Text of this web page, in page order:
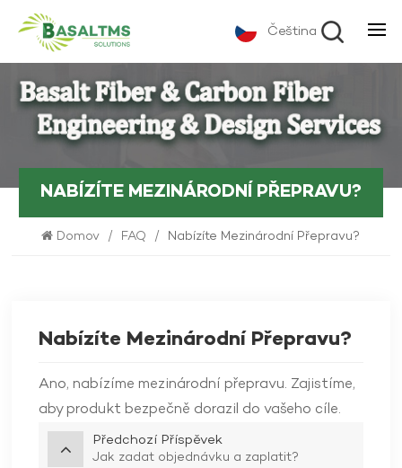
Čeština
NABÍZÍTE MEZINÁRODNÍ PŘEPRAVU?
Domov / FAQ / Nabízíte Mezinárodní Přepravu?
Nabízíte Mezinárodní Přepravu?
Ano, nabízíme mezinárodní přepravu. Zajistíme,
aby produkt bezpečně dorazil do vašeho cíle.
Předchozí Příspěvek
Jak zadat objednávku a zaplatit?